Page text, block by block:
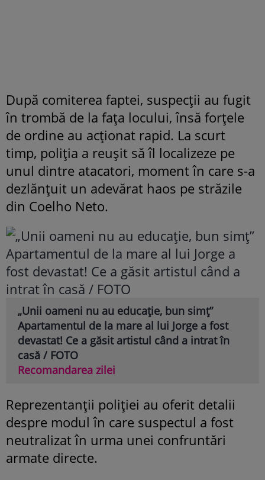
După comiterea faptei, suspecții au fugit
în trombă de la fața locului, însă forțele
de ordine au acționat rapid. La scurt
timp, poliția a reușit să îl localizeze pe
unul dintre atacatori, moment în care s-a
dezlănțuit un adevărat haos pe străzile
din Coelho Neto.
„Unii oameni nu au educație, bun simț”
Apartamentul de la mare al lui Jorge a fost
devastat! Ce a găsit artistul când a intrat în
casă / FOTO
Recomandarea zilei
Reprezentanții poliției au oferit detalii
despre modul în care suspectul a fost
neutralizat în urma unei confruntări
armate directe.